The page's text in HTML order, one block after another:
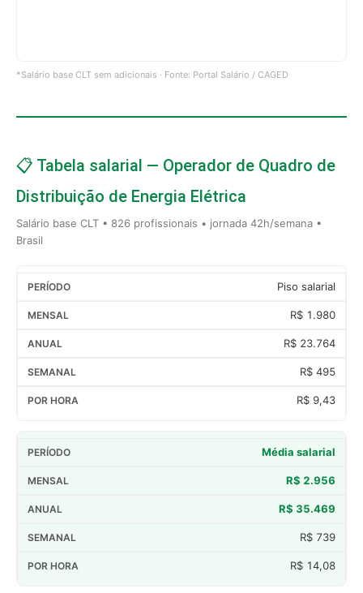
*Salário base CLT sem adicionais · Fonte: Portal Salário / CAGED
📋 Tabela salarial — Operador de Quadro de
Distribuição de Energia Elétrica
Salário base CLT • 826 profissionais • jornada 42h/semana •
Brasil
Piso salarial
R$ 1.980
R$ 23.764
R$ 495
R$ 9,43
Média salarial
R$ 2.956
R$ 35.469
R$ 739
R$ 14,08